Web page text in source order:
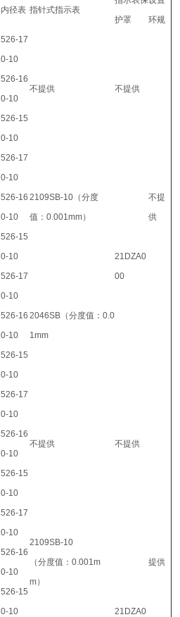
内径表 指针式指示表
护罩
环规
526-17
0-10
不提供 不提供
不提
供
526-16
0-10
526-15
0-10
526-17
0-10
2109SB-10（分度
值：0.001mm）
21DZA0
00
526-16
0-10
526-15
0-10
526-17
0-10
2046SB（分度值：0.0
1mm
526-16
0-10
526-15
0-10
526-17
0-10
不提供 不提供
提供
526-16
0-10
526-15
0-10
526-17
0-10
2109SB-10
（分度值：0.001m
m）
21DZA0
526-16
0-10
526-15
0-10